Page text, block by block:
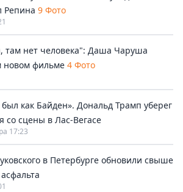
Репина 9 Фото
там нет человека": Даша Чаруша
новом фильме 4 Фото
как Байден». Дональд Трамп уберег
со сцены в Лас-Вегасе
17:23
в Петербурге обновили свыше